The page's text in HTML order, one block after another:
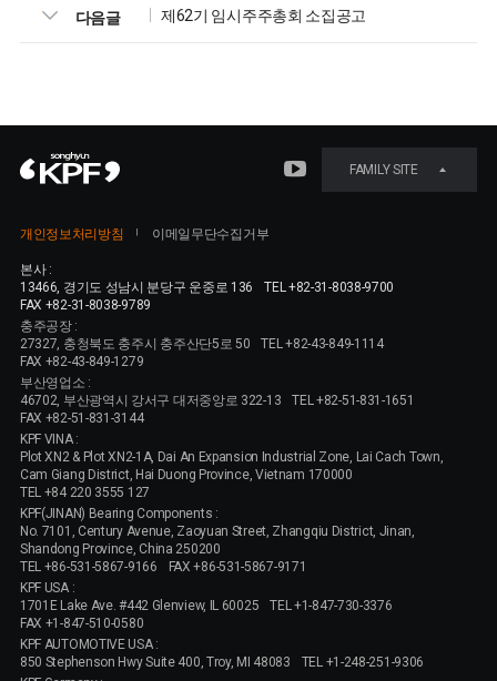
제62기 임시주주총회 소집공고
다음글
개인정보처리방침 이메일무단수집거부
본사 :
13466, 경기도 성남시 분당구 운중로 136
TEL +82-31-8038-9700
FAX +82-31-8038-9789
충주공장 :
27327, 충청북도 충주시 충주산단5로 50
TEL +82-43-849-1114
FAX +82-43-849-1279
부산영업소 :
46702, 부산광역시 강서구 대저중앙로 322-13
TEL +82-51-831-1651
FAX +82-51-831-3144
KPF VINA :
Plot XN2 & Plot XN2-1A, Dai An Expansion Industrial Zone, Lai Cach Town,
Cam Giang District, Hai Duong Province, Vietnam 170000
TEL +84 220 3555 127
KPF(JINAN) Bearing Components :
No. 7101, Century Avenue, Zaoyuan Street, Zhangqiu District, Jinan,
Shandong Province, China 250200
TEL +86-531-5867-9166
FAX +86-531-5867-9171
KPF USA :
1701E Lake Ave. #442 Glenview, IL 60025
TEL +1-847-730-3376
FAX +1-847-510-0580
KPF AUTOMOTIVE USA :
850 Stephenson Hwy Suite 400, Troy, MI 48083
TEL +1-248-251-9306
FAMILY SITE